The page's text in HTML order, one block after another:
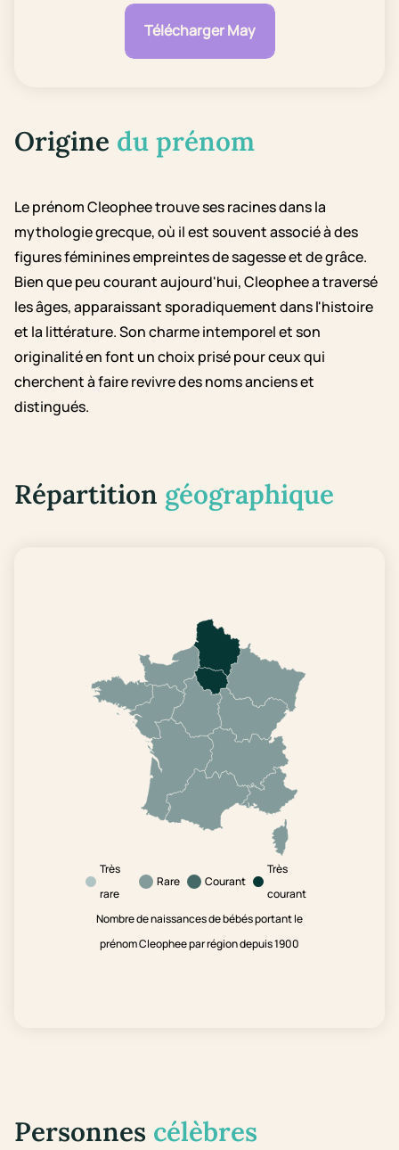
Télécharger May
Origine du prénom
Le prénom Cleophee trouve ses racines dans la
mythologie grecque, où il est souvent associé à des
figures féminines empreintes de sagesse et de grâce.
Bien que peu courant aujourd'hui, Cleophee a traversé
les âges, apparaissant sporadiquement dans l'histoire
et la littérature. Son charme intemporel et son
originalité en font un choix prisé pour ceux qui
cherchent à faire revivre des noms anciens et
distingués.
Répartition géographique
Très
rare
Rare Courant
Très
courant
Nombre de naissances de bébés portant le
prénom Cleophee par région depuis 1900
Personnes célèbres